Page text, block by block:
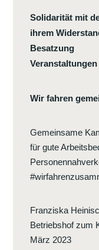
Solidarität mit
ihrem
Besatzung
Wir fahren
Gemeinsame
für gute
Franziska
Betriebshof zum
März 2023